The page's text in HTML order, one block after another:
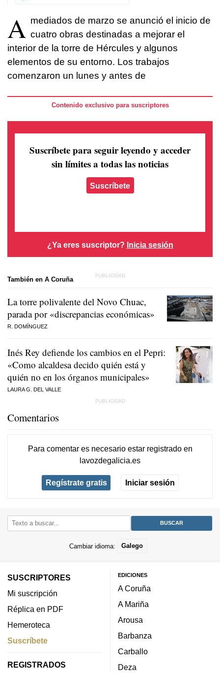
A mediados de marzo se anunció el inicio de
cuatro obras destinadas a mejorar el
interior de la torre de Hércules y algunos
elementos de su entorno. Los trabajos
comenzaron un lunes y antes de
Contenido exclusivo para suscriptores
Suscríbete para seguir leyendo y acceder
sin límites a todas las noticias
Suscríbete
¿Ya eres suscriptor? Inicia sesión
También en A Coruña
La torre polivalente del Novo Chuac,
parada por «discrepancias económicas»
R. DOMÍNGUEZ
Inés Rey defiende los cambios en el Pepri:
«Como alcaldesa decido quién está y
quién no en los órganos municipales»
LAURA G. DEL VALLE
Comentarios
Para comentar es necesario estar registradoen
lavozdegalicia.es
Regístrate gratis Iniciar sesión
Cambiar idioma: Galego
SUSCRIPTORES
Mi suscripción
Réplica en PDF
Hemeroteca
Suscríbete
REGISTRADOS
EDICIONES
A Coruña
A Mariña
Arousa
Barbanza
Carballo
Deza